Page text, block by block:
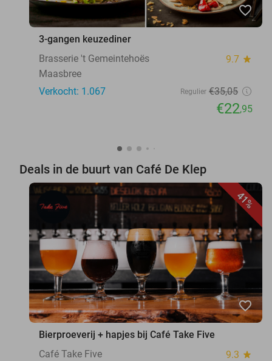
favorite_border
3-gangen keuzediner
Brasserie 't Gemeintehoës
9.7 star
Maasbree
Verkocht: 1.067
Regulier €35,05
€22,95
Deals in de buurt van Café De Klep
41%
favorite_border
Bierproeverij + hapjes bij Café Take Five
Café Take Five
9.3 star